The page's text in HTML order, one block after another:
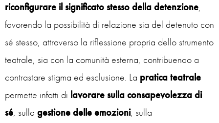
riconfigurare il significato stesso della detenzione,
favorendo la possibilità di relazione sia del detenuto con
sé stesso, attraverso la riflessione propria dello strumento
teatrale, sia con la comunità esterna, contribuendo a
contrastare stigma ed esclusione. La pratica teatrale
permette infatti di lavorare sulla consapevolezza di
sé, sulla gestione delle emozioni, sulla